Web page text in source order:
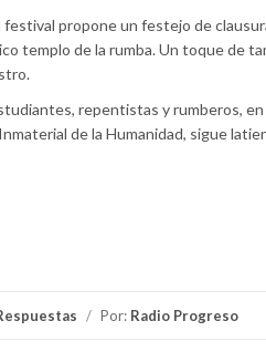
propone un festejo de
templo de la rumba. Un toque de
repentistas y rumberos,
de la Humanidad, sigue
/ Por: Radio Progreso